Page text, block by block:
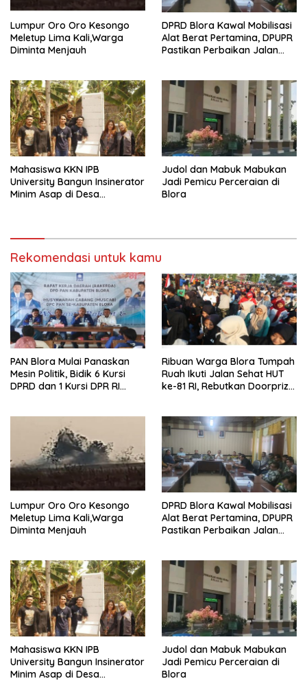
Lumpur Oro Oro Kesongo
Meletup Lima Kali,Warga
Diminta Menjauh
DPRD Blora Kawal Mobilisasi
Alat Berat Pertamina, DPUPR
Pastikan Perbaikan Jalan
Perusahaan
Mahasiswa KKN IPB
University Bangun Insinerator
Minim Asap di Desa
Judol dan Mabuk Mabukan
Jadi Pemicu Perceraian di
Blora
Rekomendasi untuk kamu
‎PAN Blora Mulai Panaskan
Mesin Politik, Bidik 6 Kursi
DPRD dan 1 Kursi DPR RI
Ribuan Warga Blora Tumpah
Ruah Ikuti Jalan Sehat HUT
ke-81 RI, Rebutkan Doorprize
Lumpur Oro Oro Kesongo
Meletup Lima Kali,Warga
Diminta Menjauh
DPRD Blora Kawal Mobilisasi
Alat Berat Pertamina, DPUPR
Pastikan Perbaikan Jalan
Perusahaan
Mahasiswa KKN IPB
University Bangun Insinerator
Minim Asap di Desa
Judol dan Mabuk Mabukan
Jadi Pemicu Perceraian di
Blora